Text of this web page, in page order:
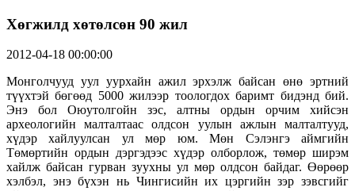
Хөгжилд хөтөлсөн 90 жил
2012-04-18 00:00:00
Монголчууд уул уурхайн ажил эрхэлж байсан өнө эртний
түүхтэй бөгөөд 5000 жилээр тоологдох баримт бидэнд бий.
Энэ бол Оюутолгойн зэс, алтны ордын орчим хийсэн
археологийн малталтаас олдсон уулын ажлын малталтууд,
хүдэр хайлуулсан ул мөр юм. Мөн Сэлэнгэ аймгийн
Төмөртийн ордын дэргэдээс хүдэр олборлож, төмөр ширэм
хайлж байсан гурван зуухны ул мөр олдсон байдаг. Өөрөөр
хэлбэл, энэ бүхэн нь Чингисийн их цэргийн зэр зэвсгийг